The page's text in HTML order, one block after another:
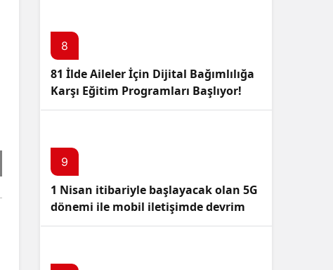
8
81 İlde Aileler İçin Dijital Bağımlılığa
Karşı Eğitim Programları Başlıyor!
9
1 Nisan itibariyle başlayacak olan 5G
dönemi ile mobil iletişimde devrim
başlıyor!